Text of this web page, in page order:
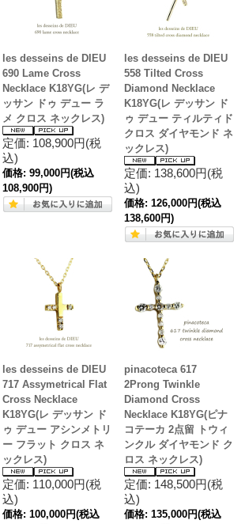
les desseins de DIEU
690 Lame Cross
Necklace K18YG(レ デ
ッサン ドゥ デュー ラ
メ クロス ネックレス)
定価: 108,900円(税
込)
価格: 99,000円(税込
108,900円)
les desseins de DIEU
558 Tilted Cross
Diamond Necklace
K18YG(レ デッサン ド
ゥ デュー ティルティド
クロス ダイヤモンド ネ
ックレス)
定価: 138,600円(税
込)
価格: 126,000円(税込
138,600円)
les desseins de DIEU
717 Assymetrical Flat
Cross Necklace
K18YG(レ デッサン ド
ゥ デュー アシンメトリ
ー フラット クロス ネ
ックレス)
定価: 110,000円(税
込)
価格: 100,000円(税込
pinacoteca 617
2Prong Twinkle
Diamond Cross
Necklace K18YG(ピナ
コテーカ 2点留 トウィ
ンクル ダイヤモンド ク
ロス ネックレス)
定価: 148,500円(税
込)
価格: 135,000円(税込